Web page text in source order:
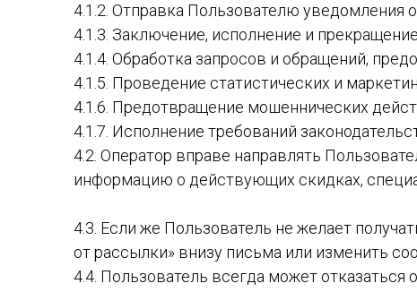
4.1.2. Отправка Пользователю уведомления
4.1.3. Заключение, исполнение и
4.1.4. Обработка запросов и обращений,
4.1.5. Проведение статистических и
4.1.6. Предотвращение мошеннических
4.1.7. Исполнение требований
4.2. Оператор вправе направлять
информацию о действующих скидках,
4.3. Если же Пользователь не желает
от рассылки» внизу письма или изменить
4.4. Пользователь всегда может